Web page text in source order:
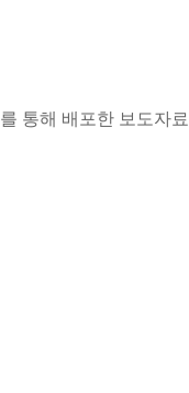
통해 배포한 보도자